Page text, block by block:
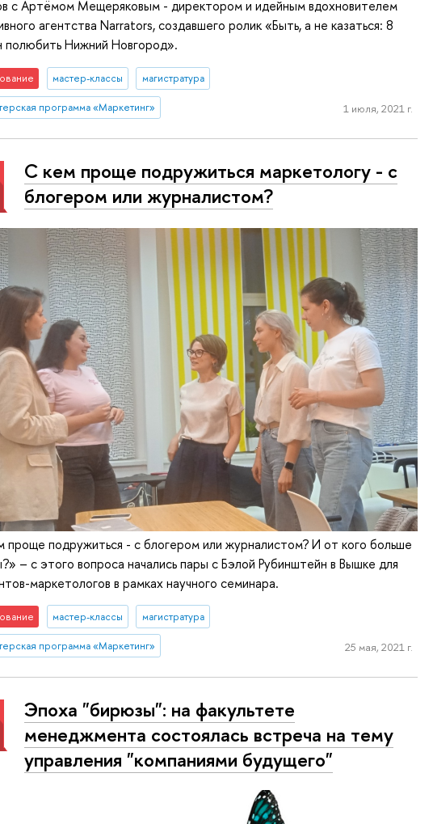
с Артёмом Мещеряковым - директором и идейным вдохновителем
агентства Narrators, создавшего ролик «Быть, а не казаться: 8
полюбить Нижний Новгород».
мастер-классы магистратура
программа «Маркетинг» 1 июля, 2021 г.
С кем проще подружиться маркетологу - с
блогером или журналистом?
проще подружиться - с блогером или журналистом? И от кого больше
– с этого вопроса начались пары с Бэлой Рубинштейн в Вышке для
маркетологов в рамках научного семинара.
мастер-классы магистратура
программа «Маркетинг» 25 мая, 2021 г.
Эпоха "бирюзы": на факультете
менеджмента состоялась встреча на тему
управления "компаниями будущего"